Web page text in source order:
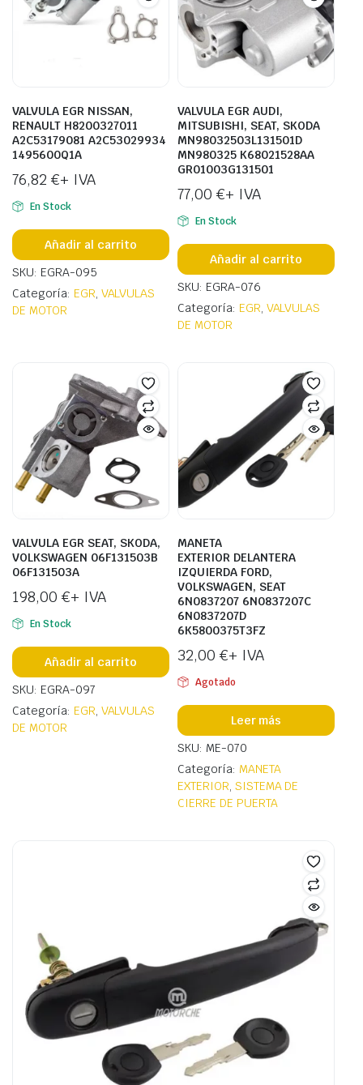
VALVULA EGR NISSAN,
RENAULT H8200327011
A2C53179081 A2C53029934
1495600Q1A
76,82 €+ IVA
En Stock
Añadir al carrito
SKU: EGRA-095
Categoría: EGR, VALVULAS
DE MOTOR
VALVULA EGR AUDI,
MITSUBISHI, SEAT, SKODA
MN98032503L131501D
MN980325 K68021528AA
GR01003G131501
77,00 €+ IVA
En Stock
Añadir al carrito
SKU: EGRA-076
Categoría: EGR, VALVULAS
DE MOTOR
VALVULA EGR SEAT, SKODA,
VOLKSWAGEN 06F131503B
06F131503A
198,00 €+ IVA
En Stock
Añadir al carrito
SKU: EGRA-097
Categoría: EGR, VALVULAS
DE MOTOR
MANETA
EXTERIOR DELANTERA
IZQUIERDA FORD,
VOLKSWAGEN, SEAT
6N0837207 6N0837207C
6N0837207D
6K5800375T3FZ
32,00 €+ IVA
Agotado
Leer más
SKU: ME-070
Categoría: MANETA
EXTERIOR, SISTEMA DE
CIERRE DE PUERTA